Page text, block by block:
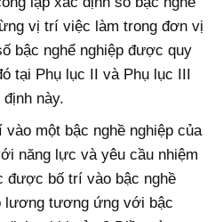
vị trí việc làm trong đơn vị
bậc nghể nghiệp được quy
tại Phụ lục II và Phụ lục III
này.
một bậc nghề nghiệp của
năng lực và yêu cầu nhiệm
được bố trí vào bậc nghề
lương tương ứng với bậc